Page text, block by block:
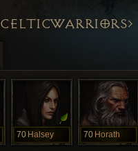
CELTICWARRIORS
70 Halsey 70 Horath